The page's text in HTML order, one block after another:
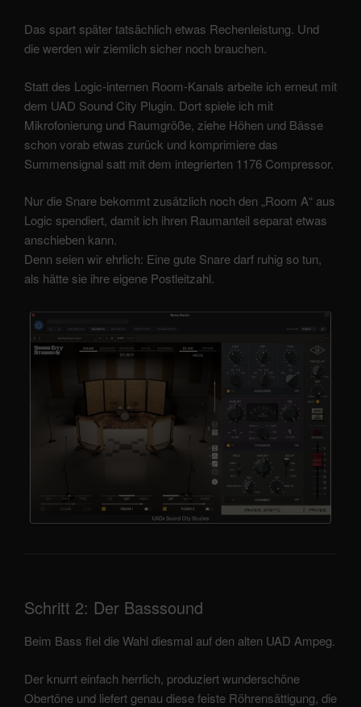
Das spart später tatsächlich etwas Rechenleistung. Und
die werden wir ziemlich sicher noch brauchen.
Statt des Logic-internen Room-Kanals arbeite ich erneut mit
dem UAD Sound City Plugin. Dort spiele ich mit
Mikrofonierung und Raumgröße, ziehe Höhen und Bässe
schon vorab etwas zurück und komprimiere das
Summensignal satt mit dem integrierten 1176 Compressor.
Nur die Snare bekommt zusätzlich noch den „Room A“ aus
Logic spendiert, damit ich ihren Raumanteil separat etwas
anschieben kann.
Denn seien wir ehrlich: Eine gute Snare darf ruhig so tun,
als hätte sie ihre eigene Postleitzahl.
Schritt 2: Der Basssound
Beim Bass fiel die Wahl diesmal auf den alten UAD Ampeg.
Der knurrt einfach herrlich, produziert wunderschöne
Obertöne und liefert genau diese feiste Röhrensättigung, die